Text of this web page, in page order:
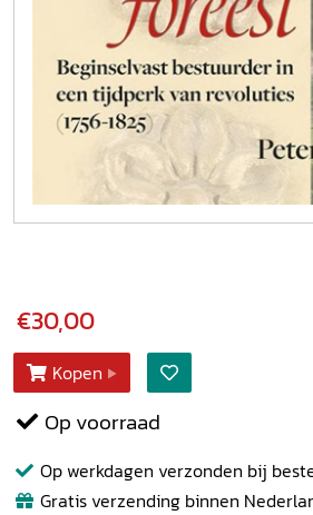
€30,00
Kopen
Op voorraad
Op werkdagen verzonden bij
Gratis verzending binnen